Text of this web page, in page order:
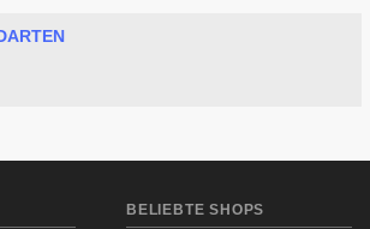
BELIEBTE SHOPS